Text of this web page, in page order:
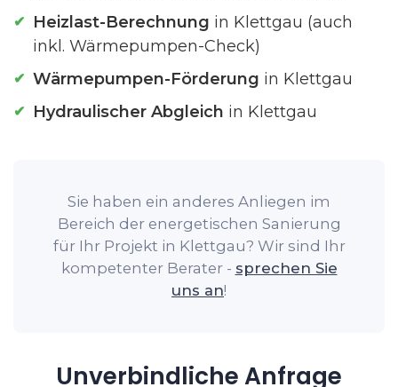
Heizlast-Berechnung in Klettgau (auch
inkl. Wärmepumpen-Check)
Wärmepumpen-Förderung in Klettgau
Hydraulischer Abgleich in Klettgau
Sie haben ein anderes Anliegen im
Bereich der energetischen Sanierung
für Ihr Projekt in Klettgau? Wir sind Ihr
kompetenter Berater - sprechen Sie
uns an!
Unverbindliche Anfrage